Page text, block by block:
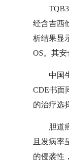
经含吉西
析结果显
OS。其
中国
CDE书面
的治疗选
胆道
且发病率
的侵袭性